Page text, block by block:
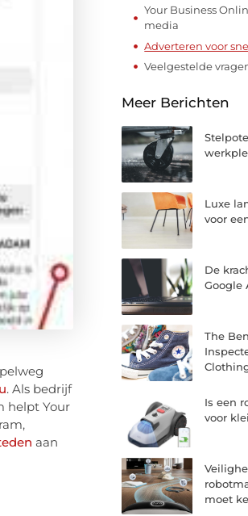
. Als bedrijf
helpt Your
aan
Your Business
media
Adverteren voor
Veelgestelde
Meer Berichten
Luxe
voor
De
Google
The
Is een
voor
moet